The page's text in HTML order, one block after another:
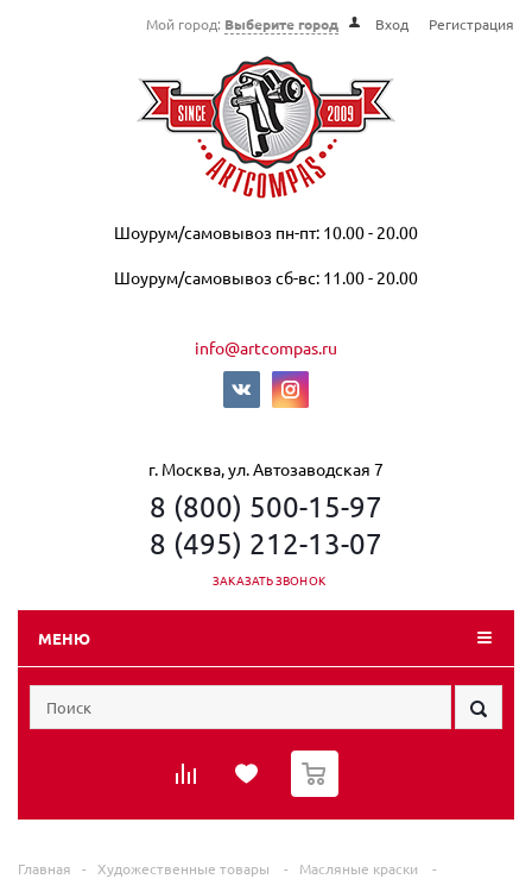
Мой город: Выберите город Вход Регистрация
Шоурум/самовывоз пн-пт: 10.00 - 20.00
Шоурум/самовывоз сб-вс: 11.00 - 20.00
info@artcompas.ru
г. Москва, ул. Автозаводская 7
8 (800) 500-15-97
8 (495) 212-13-07
ЗАКАЗАТЬ ЗВОНОК
МЕНЮ
0
Главная - Художественные товары - Масляные краски
-